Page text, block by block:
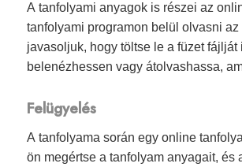
A tanfolyami anyagok is részei az
tanfolyami programon belül olvasni
javasoljuk, hogy töltse le a füzet
belenézhessen vagy átolvashassa,
Felügyelés
A tanfolyama során egy online
ön megértse a tanfolyam anyagait,